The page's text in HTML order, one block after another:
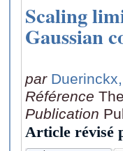
Scaling
Gaussian
par
Référence
Publication
Article révisé